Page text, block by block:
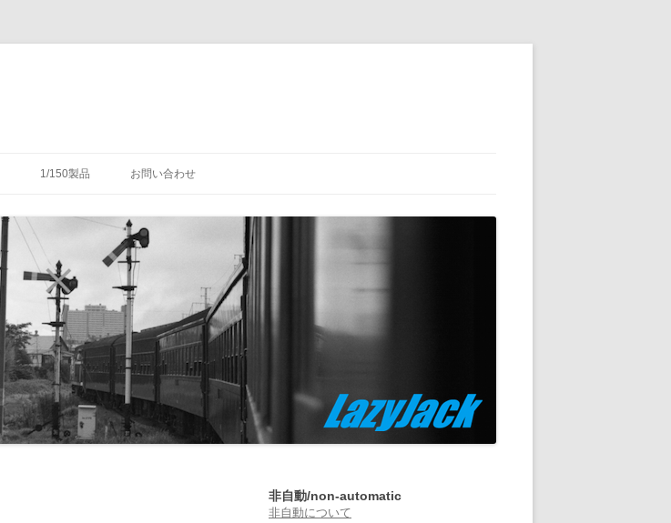
ン
ッ
プ
1/150製品 お問い合わせ
非自動/non-automatic
非自動について